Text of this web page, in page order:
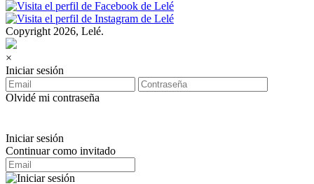
Copyright 2026, Lelé.
×
Iniciar sesión
Olvidé mi contraseña
Iniciar sesión
Continuar como invitado